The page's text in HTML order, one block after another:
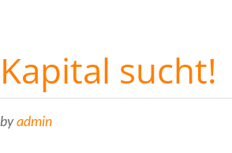
Kapital sucht!
byadmin